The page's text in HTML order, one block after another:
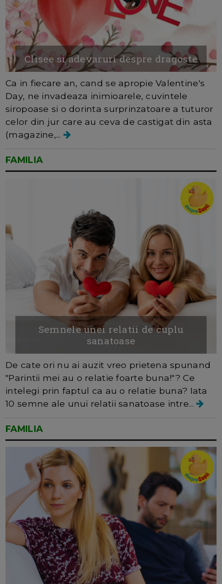
Clisee si adevaruri despre dragoste
Ca in fiecare an, cand se apropie Valentine's
Day, ne invadeaza inimioarele, cuvintele
siropoase si o dorinta surprinzatoare a tuturor
celor din jur care au ceva de castigat din asta
(magazine,...
FAMILIA
Semnele unei relatii de cuplu
sanatoase
De cate ori nu ai auzit vreo prietena spunand
"Parintii mei au o relatie foarte buna!"? Ce
intelegi prin faptul ca au o relatie buna? Iata
10 semne ale unui relatii sanatoase intre...
FAMILIA